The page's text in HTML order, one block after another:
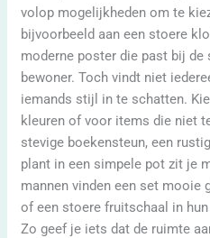
volop mogelijkheden om te
bijvoorbeeld aan een stoere
moderne poster die past bij de
bewoner. Toch vindt niet
iemands stijl in te schatten.
kleuren of voor items die niet
stevige boekensteun, een
plant in een simpele pot zit je
mannen vinden een set mooie
of een stoere fruitschaal in
Zo geef je iets dat de ruimte